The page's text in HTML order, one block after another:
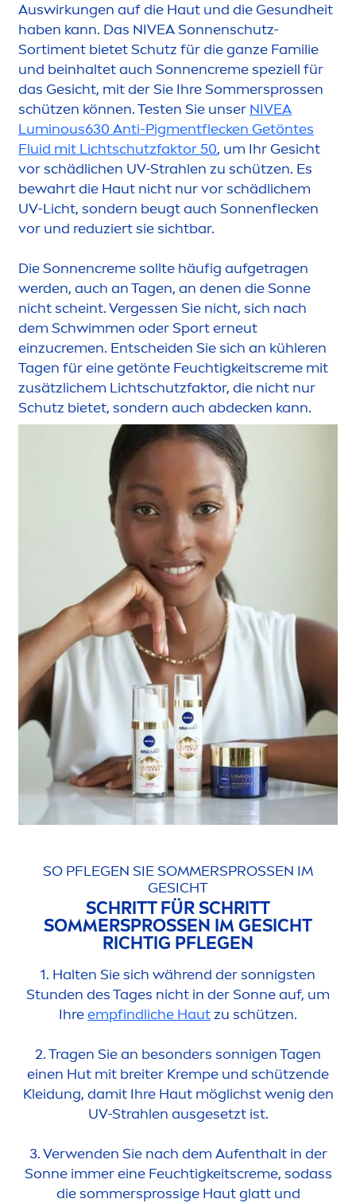
Auswirkungen auf die Haut und die Gesundheit
haben kann. Das NIVEASonnenschutz-
Sortiment bietet Schutz für die ganze Familie
und beinhaltet auch Sonnencremespeziell für
das Gesicht, mit der Sie Ihre Sommersprossen
schützen können. Testen Sie unser NIVEA
Luminous630 Anti-Pigmentflecken Getöntes
Fluid mit Lichtschutzfaktor 50, um Ihr Gesicht
vor schädlichen UV-Strahlen zu schützen. Es
bewahrt die Haut nicht nur vor schädlichem
UV-Licht, sondern beugt auch Sonnenflecken
vor und reduziert sie sichtbar.
Die Sonnencremesollte häufig aufgetragen
werden, auch an Tagen, an denen die Sonne
nicht scheint. Vergessen Sie nicht, sich nach
dem Schwimmen oder Sport erneut
einzucremen. Entscheiden Sie sich an kühleren
Tagen für eine getönte Feuchtigkeitscreme mit
zusätzlichem Lichtschutzfaktor, die nicht nur
Schutz bietet, sondern auch abdecken kann.
SO PFLEGEN SIE SOMMERSPROSSEN IM
GESICHT
SCHRITT FÜR SCHRITT
SOMMERSPROSSEN IM GESICHT
RICHTIG PFLEGEN
1. Halten Sie sich während der sonnigsten
Stunden des Tages nicht in der Sonne auf, um
Ihreempfindliche Hautzu schützen.
2. Tragen Sie an besonders sonnigen Tagen
einen Hut mit breiter Krempe und schützende
Kleidung, damit Ihre Haut möglichst wenig den
UV-Strahlen ausgesetzt ist.
3. Verwenden Sie nach dem Aufenthalt in der
Sonne immer eine Feuchtigkeitscreme, sodass
die sommersprossige Haut glatt und